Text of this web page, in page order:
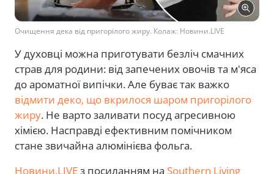
Очищення дека від пригорілого жиру. Колаж: Новини.LIVE
У духовці можна приготувати безліч смачних
страв для родини: від запечених овочів та м'яса
до ароматної випічки. Але буває так важко
відмити деко, що вкрилося шаром пригорілого
жиру. Не варто заливати посуд агресивною
хімією. Насправді ефективним помічником
стане звичайна алюмінієва фольга.
Новини.LIVEз посиланням на Southern Living